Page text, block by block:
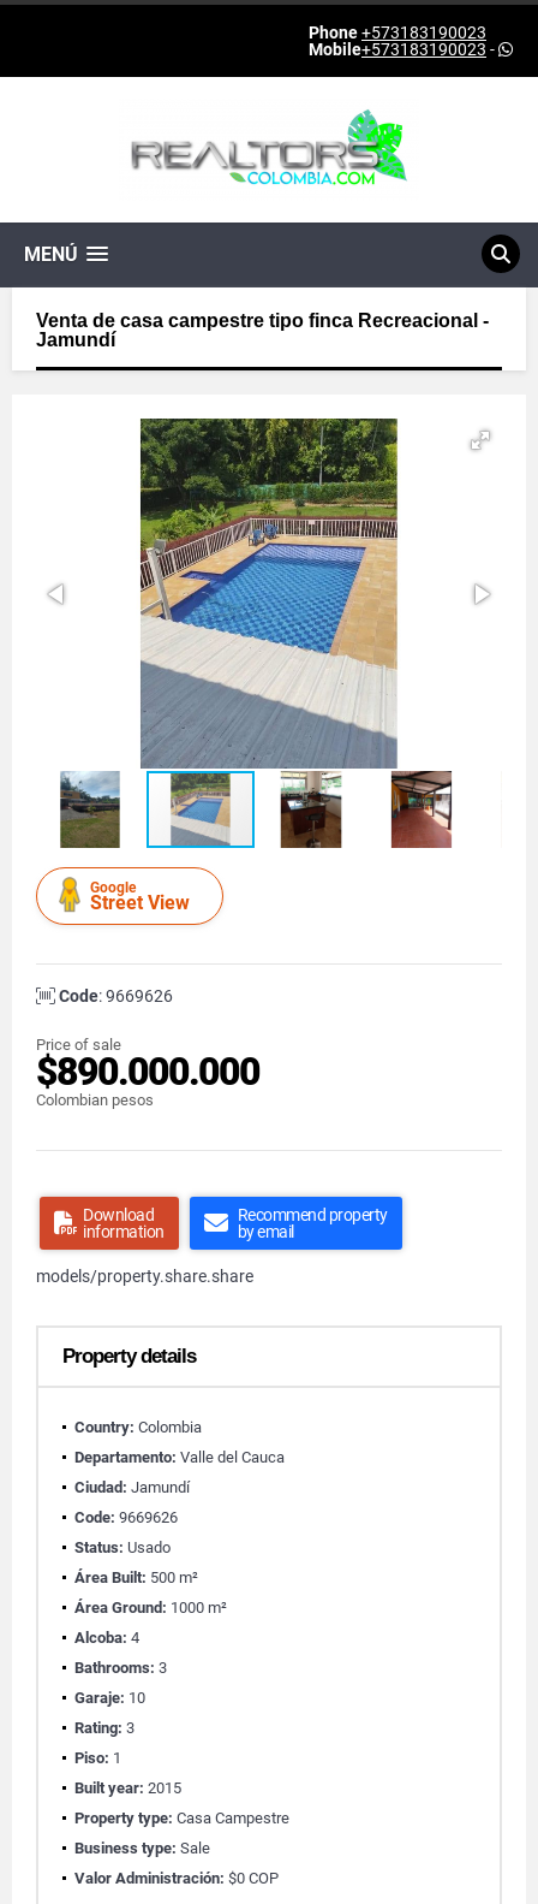
Phone+573183190023
Mobile+573183190023 -
MENÚ
Venta de casa campestre tipo finca Recreacional -
Jamundí
Google
Street View
Code: 9669626
Price of sale
$890.000.000
Colombian pesos
Download
information
Recommend property
by email
models/property.share.share
Property details
Country: Colombia
Departamento: Valle del Cauca
Ciudad: Jamundí
Code: 9669626
Status: Usado
Área Built: 500 m²
Área Ground: 1000 m²
Alcoba: 4
Bathrooms: 3
Garaje: 10
Rating: 3
Piso: 1
Built year: 2015
Property type: Casa Campestre
Business type: Sale
Valor Administración: $0 COP